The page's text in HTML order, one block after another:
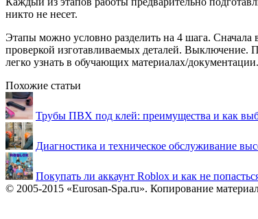
никто не несет.
Этапы можно условно разделить на 4 шага. Сначала
проверкой изготавливаемых деталей. Выключение.
легко узнать в обучающих материалах/документации.
Похожие статьи
Трубы ПВХ под клей: преимущества и как
Диагностика и техническое обслуживание
Покупать ли аккаунт Roblox и как не
© 2005-2015 «Eurosan-Spa.ru». Копирование